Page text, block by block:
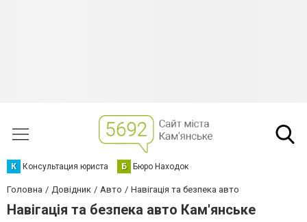
К Консультация юриста Б Бюро Находок
Головна Довідник Авто Навігація та безпека авто
Навігація та безпека авто Кам'янське